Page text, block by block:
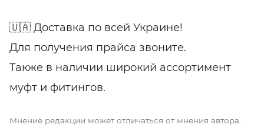
🇺🇦 Доставка по всей Украине!
Для получения прайса звоните.
Также в наличии широкий ассортимент
муфт и фитингов.
Мнение редакции может отличаться от мнения автора.